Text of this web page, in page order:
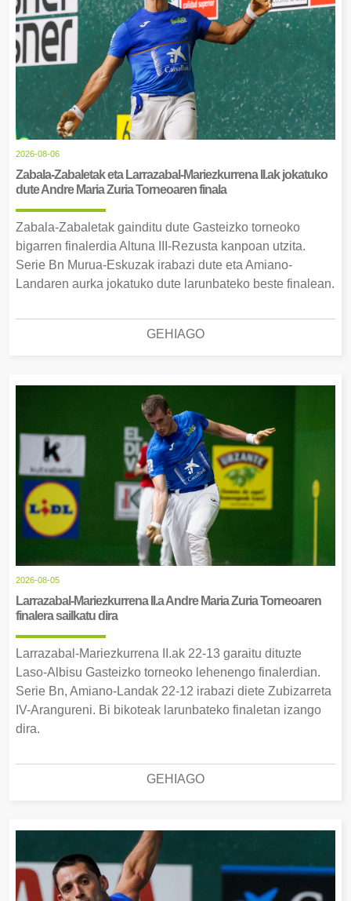
2026-08-06
Zabala-Zabaletak eta Larrazabal-Mariezkurrena II.ak jokatuko
dute Andre Maria Zuria Torneoaren finala
Zabala-Zabaletak gainditu dute Gasteizko torneoko
bigarren finalerdia Altuna III-Rezusta kanpoan utzita.
Serie Bn Murua-Eskuzak irabazi dute eta Amiano-
Landaren aurka jokatuko dute larunbateko beste finalean.
GEHIAGO
2026-08-05
Larrazabal-Mariezkurrena II.a Andre Maria Zuria Torneoaren
finalera sailkatu dira
Larrazabal-Mariezkurrena II.ak 22-13 garaitu dituzte
Laso-Albisu Gasteizko torneoko lehenengo finalerdian.
Serie Bn, Amiano-Landak 22-12 irabazi diete Zubizarreta
IV-Arangureni. Bi bikoteak larunbateko finaletan izango
dira.
GEHIAGO